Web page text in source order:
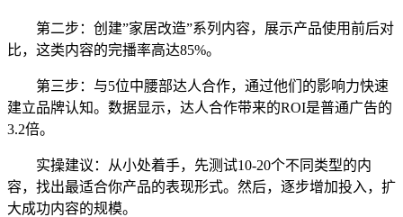
第二步：创建”家居改造”系列内容，展示产品使用前后对
比，这类内容的完播率高达85%。
第三步：与5位中腰部达人合作，通过他们的影响力快速
建立品牌认知。数据显示，达人合作带来的ROI是普通广告的
3.2倍。
实操建议：从小处着手，先测试10-20个不同类型的内
容，找出最适合你产品的表现形式。然后，逐步增加投入，扩
大成功内容的规模。